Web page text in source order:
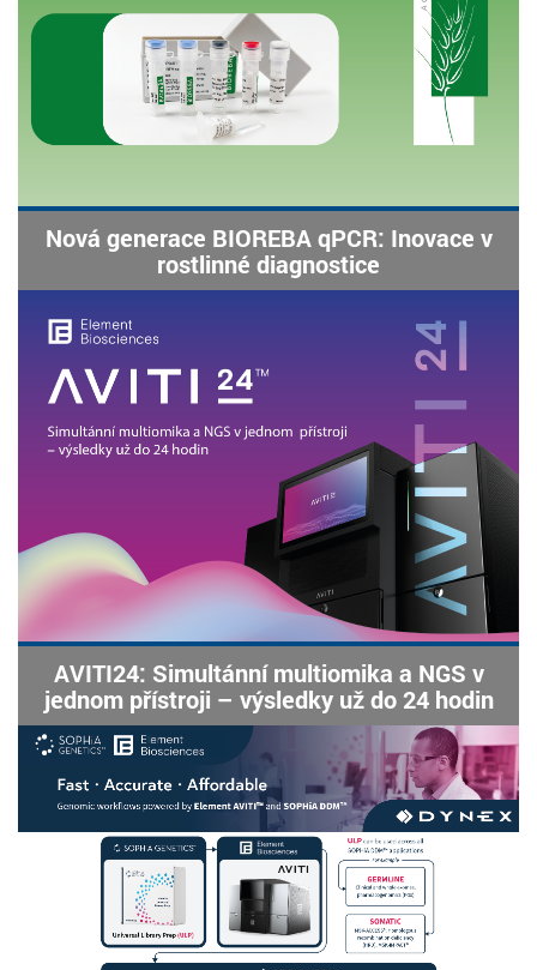
Nová generace BIOREBA qPCR: Inovace v
rostlinné diagnostice
AVITI24: Simultánní multiomika a NGS v
jednom přístroji – výsledky už do 24 hodin